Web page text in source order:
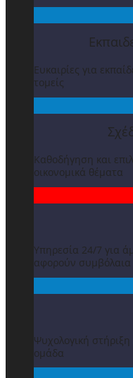
Ευκαιρίες για
τομείς
Καθοδήγηση και
οικονομικά θέματα
Υπηρεσία 24/7 για
αφορούν συμβόλαια
Ψυχολογική
ομάδα